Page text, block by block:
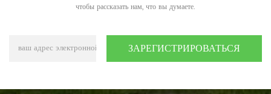
чтобы рассказать нам, что вы думаете.